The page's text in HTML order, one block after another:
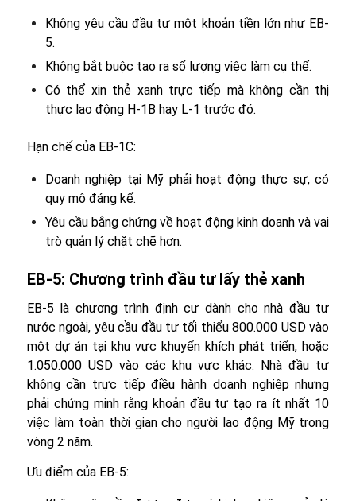
Không yêu cầu đầu tư một khoản tiền lớn như EB-
5.
Không bắt buộc tạo ra số lượng việc làm cụ thể.
Có thể xin thẻ xanh trực tiếp mà không cần thị
thực lao động H-1B hay L-1 trước đó.
Hạn chế của EB-1C:
Doanh nghiệp tại Mỹ phải hoạt động thực sự, có
quy mô đáng kể.
Yêu cầu bằng chứng về hoạt động kinh doanh và vai
trò quản lý chặt chẽ hơn.
EB-5: Chương trình đầu tư lấy thẻ xanh
EB-5 là chương trình định cư dành cho nhà đầu tư
nước ngoài, yêu cầu đầu tư tối thiểu 800.000 USD vào
một dự án tại khu vực khuyến khích phát triển, hoặc
1.050.000 USD vào các khu vực khác. Nhà đầu tư
không cần trực tiếp điều hành doanh nghiệp nhưng
phải chứng minh rằng khoản đầu tư tạo ra ít nhất 10
việc làm toàn thời gian cho người lao động Mỹ trong
vòng 2 năm.
Ưu điểm của EB-5: